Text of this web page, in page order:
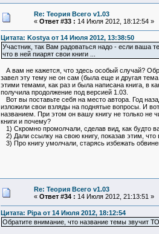
Re: Теория Всего v1.03
« Ответ #33 : 14 Июля 2012, 18:12:54 »
Цитата: Kostya от 14 Июля 2012, 13:38:50
Участник, так Вам радоваться надо - если ваша
что в ней пиарят свои книги ...
А вам не кажется, что здесь особый случай?
завел эту тему не он сам (была еще и другая
этими темами, как раз и была написана книга, в
получила продолжение под версией 1.03.
Вот вы поставьте себя на место автора. Год
изложили свои взляды на поднятые вопросы. И
названием. При этом он вашу книгу не только не
книги и почему?
1) Скромно промолчали, сделав вид, как будто
2) Дали ссылку на свою книгу, показав этим,
3) Про книгу умолчали, старясь избежать
Re: Теория Всего v1.03
« Ответ #34 : 14 Июля 2012, 21:13:51 »
Цитата: Pipa от 14 Июля 2012, 18:12:54
Обратите внимание, что название темы звучит